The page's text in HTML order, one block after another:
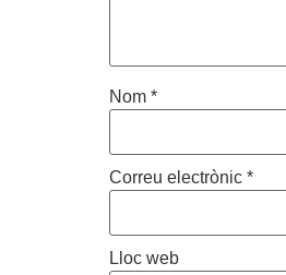
Nom *
Correu electrònic *
Lloc web